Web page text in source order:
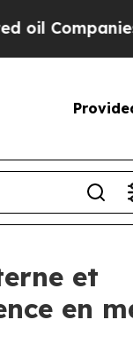
— not
et
en